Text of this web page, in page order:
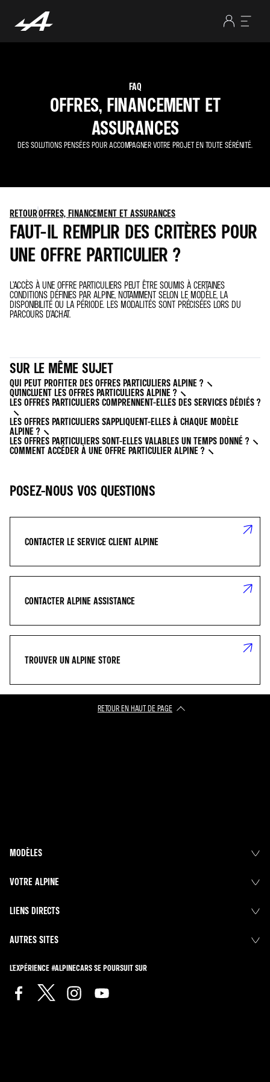
FAQ
OFFRES, FINANCEMENT ET
ASSURANCES
DES SOLUTIONS PENSÉES POUR ACCOMPAGNER VOTRE PROJET EN TOUTE SÉRÉNITÉ.
RETOUROFFRES, FINANCEMENT ET ASSURANCES
FAUT-IL REMPLIR DES CRITÈRES POUR
UNE OFFRE PARTICULIER ?
L’ACCÈS À UNE OFFRE PARTICULIERS PEUT ÊTRE SOUMIS À CERTAINES
CONDITIONS DÉFINIES PAR ALPINE, NOTAMMENT SELON LE MODÈLE, LA
DISPONIBILITÉ OU LA PÉRIODE. LES MODALITÉS SONT PRÉCISÉES LORS DU
PARCOURS D’ACHAT.
SUR LE MÊME SUJET
QUI PEUT PROFITER DES OFFRES PARTICULIERS ALPINE ?
QU'INCLUENT LES OFFRES PARTICULIERS ALPINE ?
LES OFFRES PARTICULIERS COMPRENNENT-ELLES DES SERVICES DÉDIÉS ?
LES OFFRES PARTICULIERS S'APPLIQUENT-ELLES À CHAQUE MODÈLE
ALPINE ?
LES OFFRES PARTICULIERS SONT-ELLES VALABLES UN TEMPS DONNÉ ?
COMMENT ACCÉDER À UNE OFFRE PARTICULIER ALPINE ?
POSEZ-NOUS VOS QUESTIONS
CONTACTER LE SERVICE CLIENT ALPINE
CONTACTER ALPINE ASSISTANCE
TROUVER UN ALPINE STORE
RETOUR EN HAUT DE PAGE​
MODÈLES
VOTRE ALPINE
LIENS DIRECTS
AUTRES SITES
L'EXPÉRIENCE #ALPINECARS SE POURSUIT SUR